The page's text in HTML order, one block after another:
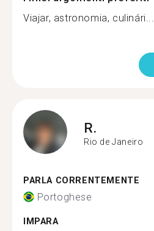
Viajar, astronomia, culinári...
R.
Rio de Janeiro
PARLA CORRENTEMENTE
Portoghese
IMPARA